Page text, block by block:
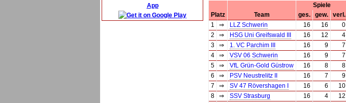
App
Spiele
Platz
Team ges. gew. verl.
1
⇒ LLZ Schwerin 16 16 0
2
⇒ HSG Uni Greifswald III 16 12 4
3
⇒ 1. VC Parchim III 16 9 7
4
⇒ VSV 06 Schwerin 16 9 7
5
⇒ VfL Grün-Gold Güstrow 16 8 8
6
⇒ PSV Neustrelitz II 16 7 9
7
⇒ SV 47 Rövershagen I 16 6 10
8
⇒ SSV Strasburg 16 4 12